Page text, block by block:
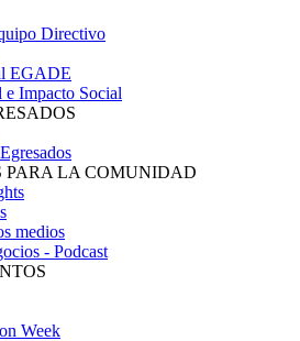
Directivo
EGADE
e Impacto Social
PARA LA COMUNIDAD
medios
- Podcast
Week